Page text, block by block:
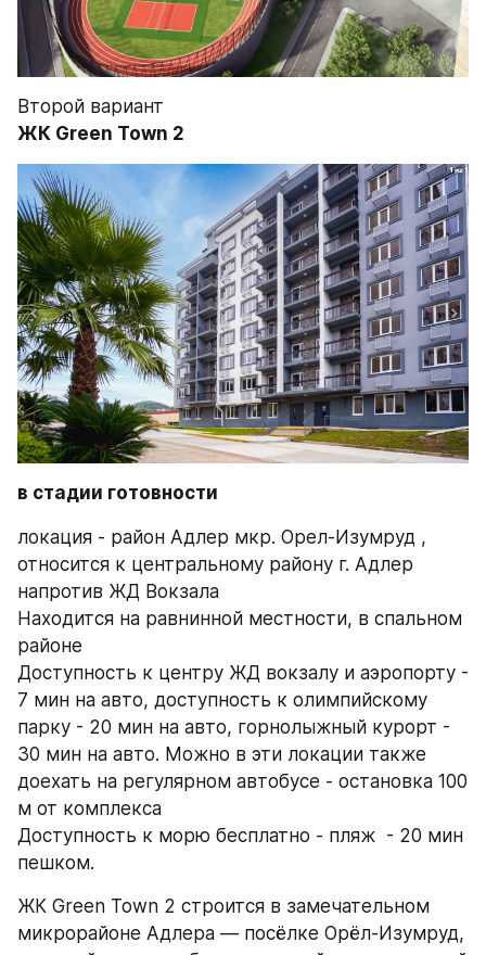
Второй вариант
в стадии готовности
локация - район Адлер мкр. Орел-Изумруд ,
относится к центральному району г. Адлер
напротив ЖД Вокзала
Находится на равнинной местности, в спальном
районе
Доступность к центру ЖД вокзалу и аэропорту -
7 мин на авто, доступность к олимпийскому
парку - 20 мин на авто, горнолыжный курорт -
30 мин на авто. Можно в эти локации также
доехать на регулярном автобусе - остановка 100
м от комплекса
Доступность к морю бесплатно - пляж  - 20 мин
пешком.
ЖК Green Town 2 строится в замечательном
микрорайоне Адлера — посёлке Орёл-Изумруд,